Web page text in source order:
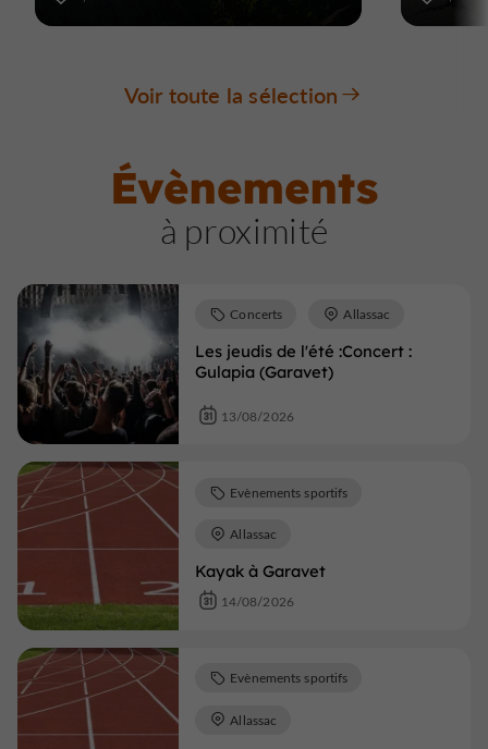
Voir toute la sélection
Évènements
à proximité
Les jeudis de l'été :Concert :
Gulapia (Garavet)
Concerts Allassac
13/08/2026
Kayak à Garavet
Evènements sportifs
Allassac
14/08/2026
Evènements sportifs
Allassac